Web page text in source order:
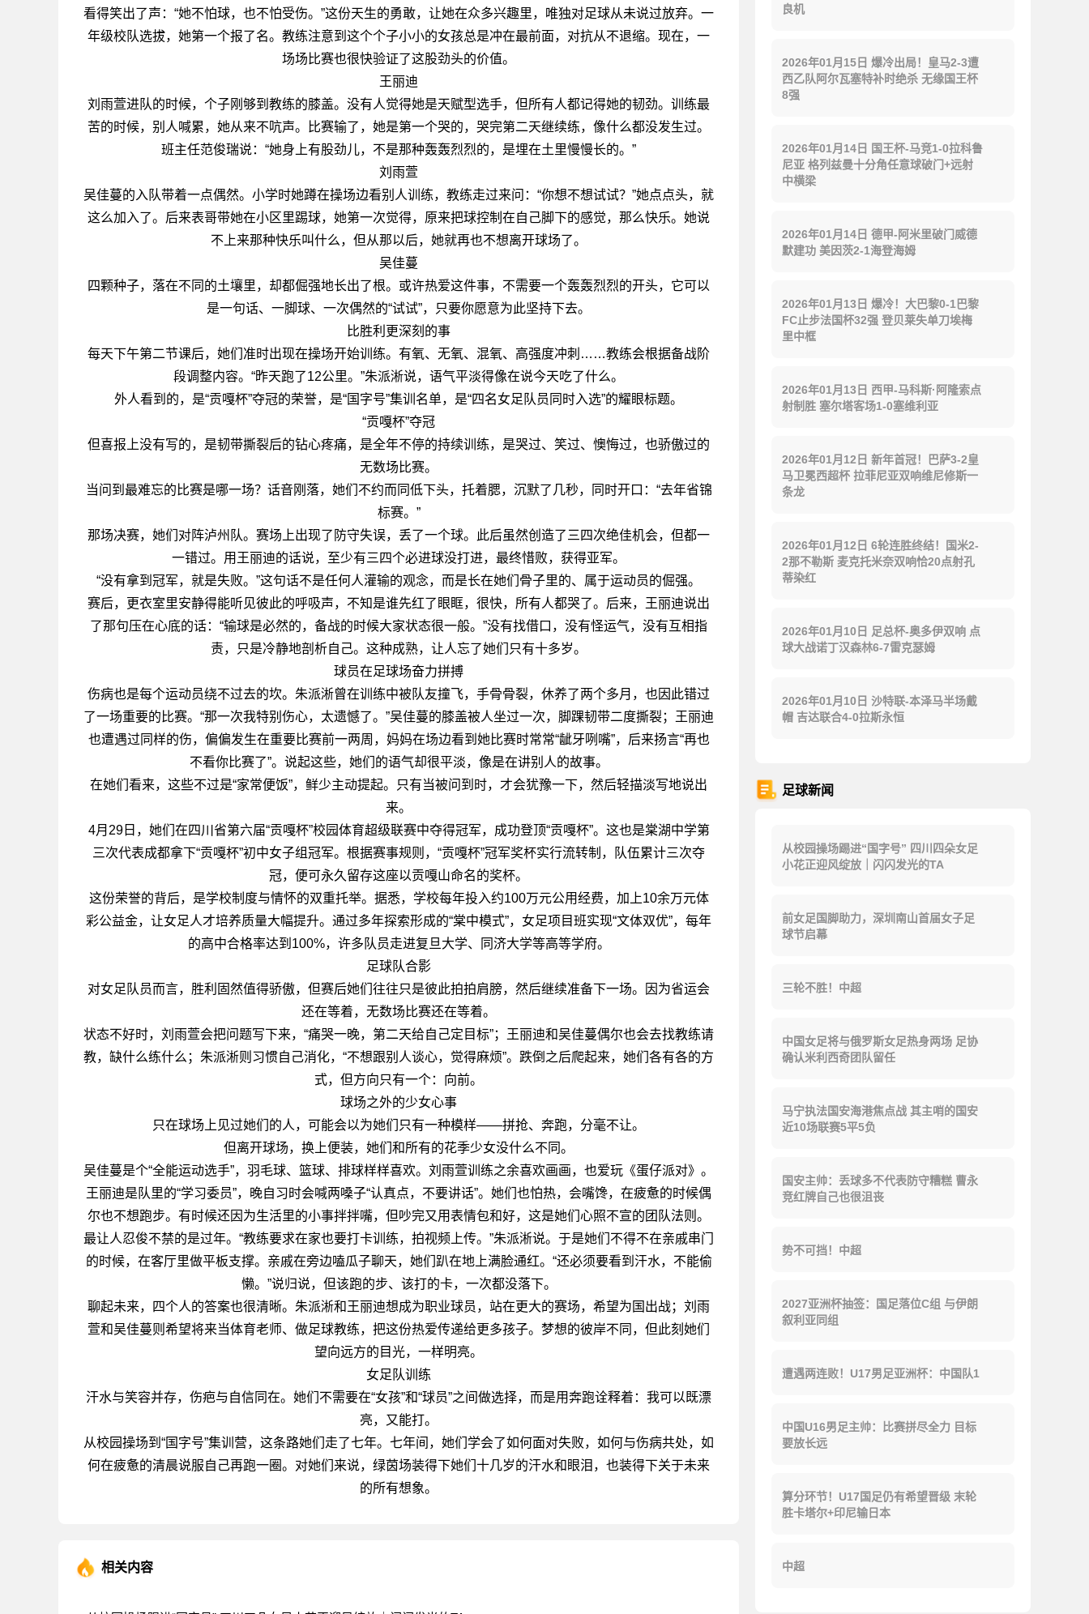
看得笑出了声：“她不怕球，也不怕受伤。”这份天生的勇敢，让她在众多兴趣里，唯独对足球从未说过放弃。一
年级校队选拔，她第一个报了名。教练注意到这个个子小小的女孩总是冲在最前面，对抗从不退缩。现在，一
场场比赛也很快验证了这股劲头的价值。
王丽迪
刘雨萱进队的时候，个子刚够到教练的膝盖。没有人觉得她是天赋型选手，但所有人都记得她的韧劲。训练最
苦的时候，别人喊累，她从来不吭声。比赛输了，她是第一个哭的，哭完第二天继续练，像什么都没发生过。
班主任范俊瑞说：“她身上有股劲儿，不是那种轰轰烈烈的，是埋在土里慢慢长的。”
刘雨萱
吴佳蔓的入队带着一点偶然。小学时她蹲在操场边看别人训练，教练走过来问：“你想不想试试？”她点点头，就
这么加入了。后来表哥带她在小区里踢球，她第一次觉得，原来把球控制在自己脚下的感觉，那么快乐。她说
不上来那种快乐叫什么，但从那以后，她就再也不想离开球场了。
吴佳蔓
四颗种子，落在不同的土壤里，却都倔强地长出了根。或许热爱这件事，不需要一个轰轰烈烈的开头，它可以
是一句话、一脚球、一次偶然的“试试”，只要你愿意为此坚持下去。
比胜利更深刻的事
每天下午第二节课后，她们准时出现在操场开始训练。有氧、无氧、混氧、高强度冲刺……教练会根据备战阶
段调整内容。“昨天跑了12公里。”朱派淅说，语气平淡得像在说今天吃了什么。
外人看到的，是“贡嘎杯”夺冠的荣誉，是“国字号”集训名单，是“四名女足队员同时入选”的耀眼标题。
“贡嘎杯”夺冠
但喜报上没有写的，是韧带撕裂后的钻心疼痛，是全年不停的持续训练，是哭过、笑过、懊悔过，也骄傲过的
无数场比赛。
当问到最难忘的比赛是哪一场？话音刚落，她们不约而同低下头，托着腮，沉默了几秒，同时开口：“去年省锦
标赛。”
那场决赛，她们对阵泸州队。赛场上出现了防守失误，丢了一个球。此后虽然创造了三四次绝佳机会，但都一
一错过。用王丽迪的话说，至少有三四个必进球没打进，最终惜败，获得亚军。
“没有拿到冠军，就是失败。”这句话不是任何人灌输的观念，而是长在她们骨子里的、属于运动员的倔强。
赛后，更衣室里安静得能听见彼此的呼吸声，不知是谁先红了眼眶，很快，所有人都哭了。后来，王丽迪说出
了那句压在心底的话：“输球是必然的，备战的时候大家状态很一般。”没有找借口，没有怪运气，没有互相指
责，只是冷静地剖析自己。这种成熟，让人忘了她们只有十多岁。
球员在足球场奋力拼搏
伤病也是每个运动员绕不过去的坎。朱派淅曾在训练中被队友撞飞，手骨骨裂，休养了两个多月，也因此错过
了一场重要的比赛。“那一次我特别伤心，太遗憾了。”吴佳蔓的膝盖被人坐过一次，脚踝韧带二度撕裂；王丽迪
也遭遇过同样的伤，偏偏发生在重要比赛前一两周，妈妈在场边看到她比赛时常常“龇牙咧嘴”，后来扬言“再也
不看你比赛了”。说起这些，她们的语气却很平淡，像是在讲别人的故事。
在她们看来，这些不过是“家常便饭”，鲜少主动提起。只有当被问到时，才会犹豫一下，然后轻描淡写地说出
来。
4月29日，她们在四川省第六届“贡嘎杯”校园体育超级联赛中夺得冠军，成功登顶“贡嘎杯”。这也是棠湖中学第
三次代表成都拿下“贡嘎杯”初中女子组冠军。根据赛事规则，“贡嘎杯”冠军奖杯实行流转制，队伍累计三次夺
冠，便可永久留存这座以贡嘎山命名的奖杯。
这份荣誉的背后，是学校制度与情怀的双重托举。据悉，学校每年投入约100万元公用经费，加上10余万元体
彩公益金，让女足人才培养质量大幅提升。通过多年探索形成的“棠中模式”，女足项目班实现“文体双优”，每年
的高中合格率达到100%，许多队员走进复旦大学、同济大学等高等学府。
足球队合影
对女足队员而言，胜利固然值得骄傲，但赛后她们往往只是彼此拍拍肩膀，然后继续准备下一场。因为省运会
还在等着，无数场比赛还在等着。
状态不好时，刘雨萱会把问题写下来，“痛哭一晚，第二天给自己定目标”；王丽迪和吴佳蔓偶尔也会去找教练请
教，缺什么练什么；朱派淅则习惯自己消化，“不想跟别人谈心，觉得麻烦”。跌倒之后爬起来，她们各有各的方
式，但方向只有一个：向前。
球场之外的少女心事
只在球场上见过她们的人，可能会以为她们只有一种模样——拼抢、奔跑，分毫不让。
但离开球场，换上便装，她们和所有的花季少女没什么不同。
吴佳蔓是个“全能运动选手”，羽毛球、篮球、排球样样喜欢。刘雨萱训练之余喜欢画画，也爱玩《蛋仔派对》。
王丽迪是队里的“学习委员”，晚自习时会喊两嗓子“认真点，不要讲话”。她们也怕热，会嘴馋，在疲惫的时候偶
尔也不想跑步。有时候还因为生活里的小事拌拌嘴，但吵完又用表情包和好，这是她们心照不宣的团队法则。
最让人忍俊不禁的是过年。“教练要求在家也要打卡训练，拍视频上传。”朱派淅说。于是她们不得不在亲戚串门
的时候，在客厅里做平板支撑。亲戚在旁边嗑瓜子聊天，她们趴在地上满脸通红。“还必须要看到汗水，不能偷
懒。”说归说，但该跑的步、该打的卡，一次都没落下。
聊起未来，四个人的答案也很清晰。朱派淅和王丽迪想成为职业球员，站在更大的赛场，希望为国出战；刘雨
萱和吴佳蔓则希望将来当体育老师、做足球教练，把这份热爱传递给更多孩子。梦想的彼岸不同，但此刻她们
望向远方的目光，一样明亮。
女足队训练
汗水与笑容并存，伤疤与自信同在。她们不需要在“女孩”和“球员”之间做选择，而是用奔跑诠释着：我可以既漂
亮，又能打。
从校园操场到“国字号”集训营，这条路她们走了七年。七年间，她们学会了如何面对失败，如何与伤病共处，如
何在疲惫的清晨说服自己再跑一圈。对她们来说，绿茵场装得下她们十几岁的汗水和眼泪，也装得下关于未来
的所有想象。
相关内容
良机
2026年01月15日 爆冷出局！皇马2-3遭
西乙队阿尔瓦塞特补时绝杀 无缘国王杯
8强
2026年01月14日 国王杯-马竞1-0拉科鲁
尼亚 格列兹曼十分角任意球破门+远射
中横梁
2026年01月14日 德甲-阿米里破门威德
默建功 美因茨2-1海登海姆
2026年01月13日 爆冷！大巴黎0-1巴黎
FC止步法国杯32强 登贝莱失单刀埃梅
里中框
2026年01月13日 西甲-马科斯·阿隆索点
射制胜 塞尔塔客场1-0塞维利亚
2026年01月12日 新年首冠！巴萨3-2皇
马卫冕西超杯 拉菲尼亚双响维尼修斯一
条龙
2026年01月12日 6轮连胜终结！国米2-
2那不勒斯 麦克托米奈双响恰20点射孔
蒂染红
2026年01月10日 足总杯-奥多伊双响 点
球大战诺丁汉森林6-7雷克瑟姆
2026年01月10日 沙特联-本泽马半场戴
帽 吉达联合4-0拉斯永恒
足球新闻
从校园操场踢进“国字号” 四川四朵女足
小花正迎风绽放｜闪闪发光的TA
前女足国脚助力，深圳南山首届女子足
球节启幕
三轮不胜！中超
中国女足将与俄罗斯女足热身两场 足协
确认米利西奇团队留任
马宁执法国安海港焦点战 其主哨的国安
近10场联赛5平5负
国安主帅：丢球多不代表防守糟糕 曹永
竞红牌自己也很沮丧
势不可挡！中超
2027亚洲杯抽签：国足落位C组 与伊朗
叙利亚同组
遭遇两连败！U17男足亚洲杯：中国队1
中国U16男足主帅：比赛拼尽全力 目标
要放长远
算分环节！U17国足仍有希望晋级 末轮
胜卡塔尔+印尼输日本
中超